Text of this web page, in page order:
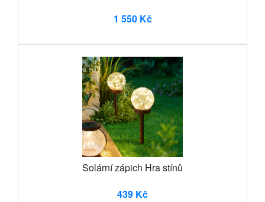
1 550 Kč
Solární zápich Hra stínů
439 Kč